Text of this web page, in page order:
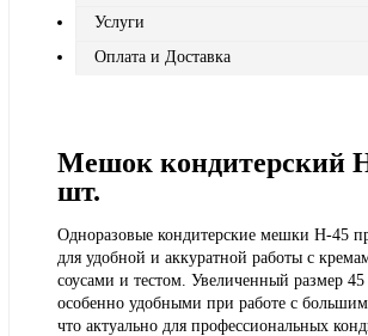
Услуги
Оплата и Доставка
Мешок кондитерский
шт.
Одноразовые кондитерские мешки Н-45
для удобной и аккуратной работы с
соусами и тестом. Увеличенный размер 45
особенно удобными при работе с
что актуально для профессиональных